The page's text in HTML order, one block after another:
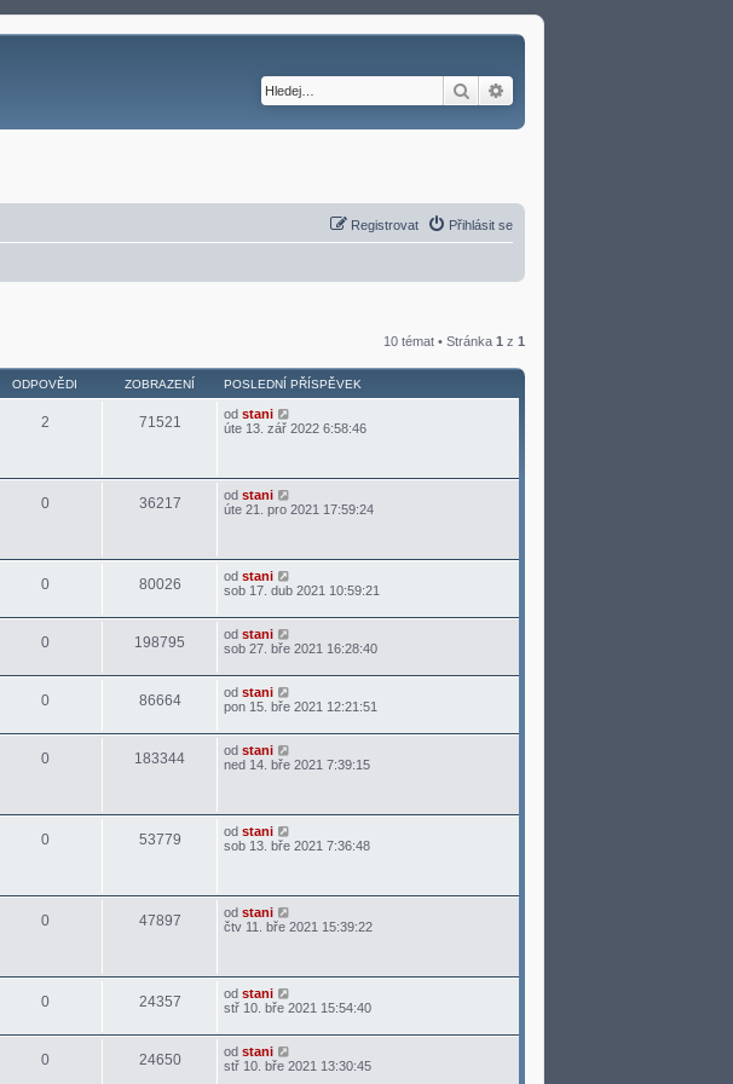
Hledat
Přihlásit se
Registrovat
10 témat • Stránka 1 z 1
ODPOVĚDI ZOBRAZENÍ POSLEDNÍ PŘÍSPĚVEK
2 71521 od stani
úte 13. zář 2022 6:58:46
0 36217 od stani
úte 21. pro 2021 17:59:24
0 80026 od stani
sob 17. dub 2021 10:59:21
0 198795 od stani
sob 27. bře 2021 16:28:40
0 86664 od stani
pon 15. bře 2021 12:21:51
0 183344 od stani
ned 14. bře 2021 7:39:15
0 53779 od stani
sob 13. bře 2021 7:36:48
0 47897 od stani
čtv 11. bře 2021 15:39:22
0 24357 od stani
stř 10. bře 2021 15:54:40
0 24650 od stani
stř 10. bře 2021 13:30:45